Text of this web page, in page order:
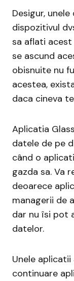
Desigur,
dispozitivul
sa aflati acest
se ascund
obisnuite nu
acestea,
daca cineva
Aplicatia
datele de pe
când o
gazda sa. Va
deoarece
managerii de
dar nu îsi pot
datelor.
Unele
continuare